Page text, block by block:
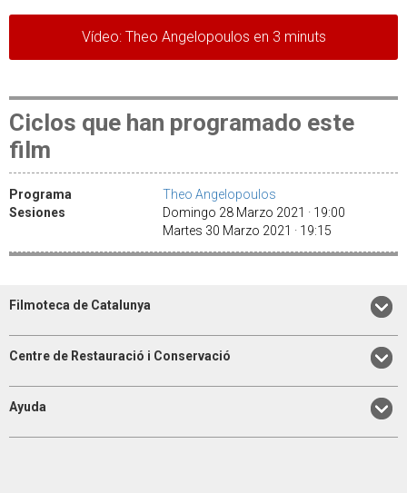
Vídeo: Theo Angelopoulos en 3 minuts
Ciclos que han programado este
film
Programa
Theo Angelopoulos
Sesiones
Domingo 28 Marzo 2021 · 19:00
Martes 30 Marzo 2021 · 19:15
Filmoteca de Catalunya
Centre de Restauració i Conservació
Ayuda